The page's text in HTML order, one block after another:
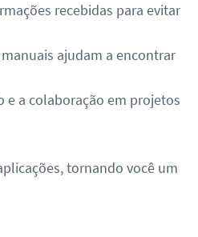
recebidas para evitar
ajudam a encontrar
e a colaboração em projetos
tornando você um